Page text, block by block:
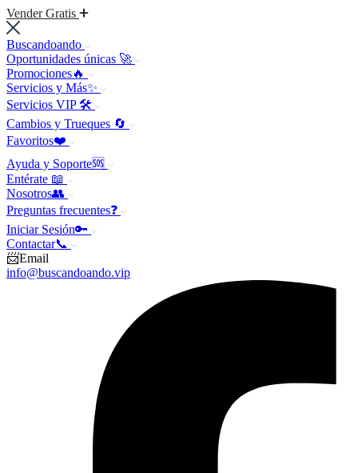
Vender Gratis
Buscandoando
Oportunidades únicas 🚀
Promociones🔥
Servicios y Más✨
Servicios VIP 🛠️
Cambios y Trueques 🔄
Favoritos❤️
Ayuda y Soporte🆘
Entérate 📖
Nosotros👥
Preguntas frecuentes❓
Iniciar Sesión🔑
Contactar📞
📨Email
info@buscandoando.vip